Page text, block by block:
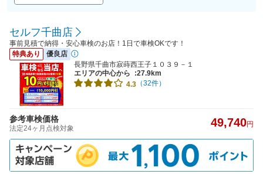
セルフ千曲店
事前見積で納得・安心車検のお店！1日で車検OKです！
特典あり
優良店
長野県千曲市寂蒔西王子１０３９－１
エリアの中心から
:27.9km
4.3 （32件）
参考車検価格
法定24ヶ月点検対象 49,740円